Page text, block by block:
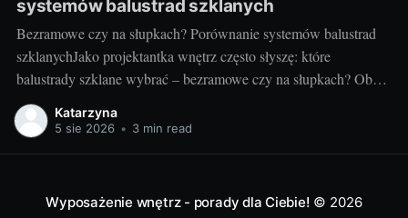
systemów balustrad szklanych
Bezramowe czy na słupkach? Porównanie systemów balustrad
szklanychJako projektantka wnętrz często słyszę: które
balustrady szklane wybrać – bezramowe czy na słupkach? Oba
systemy potrafią wyglądać zjawiskowo i podnieść wartość
nieruchomości, ale różnią się konstrukcją, montażem i
Czym
Katarzyna
5 sie 2026 • 3 min read
Wyposażenie wnętrz - porady dla Ciebie! © 2026